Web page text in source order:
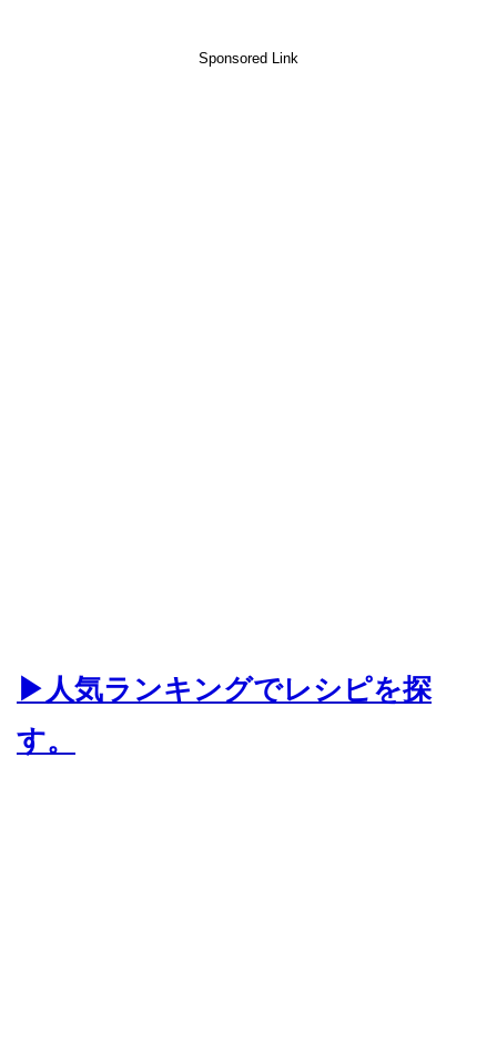
Sponsored Link
▶人気ランキングでレシピを探
す。